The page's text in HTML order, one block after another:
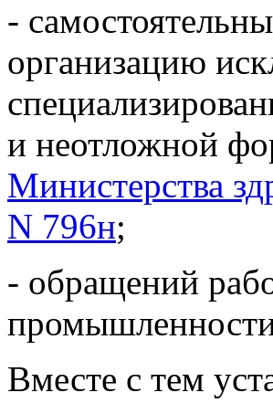
-
организацию
и неотложной
Министерства
N 796н;
- обращений
Вместе с тем